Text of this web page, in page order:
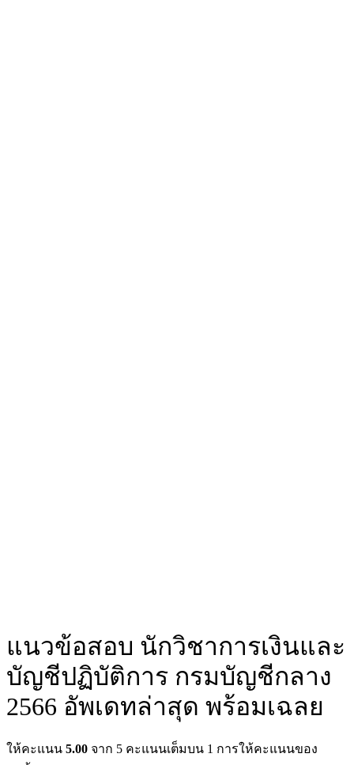
แนวข้อสอบ นักวิชาการเงินและ
บัญชีปฏิบัติการ กรมบัญชีกลาง
2566 อัพเดทล่าสุด พร้อมเฉลย
ให้คะแนน 5.00 จาก 5 คะแนนเต็มบน 1 การให้คะแนนของ